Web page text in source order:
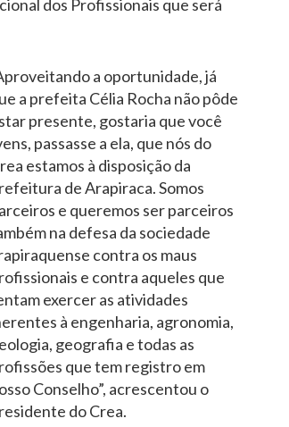
dos Profissionais que será
a oportunidade, já
a prefeita Célia Rocha não pôde
presente, gostaria que você
passasse a ela, que nós do
estamos à disposição da
de Arapiraca. Somos
e queremos ser parceiros
na defesa da sociedade
contra os maus
e contra aqueles que
exercer as atividades
à engenharia, agronomia,
geografia e todas as
que tem registro em
Conselho”, acrescentou o
do Crea.